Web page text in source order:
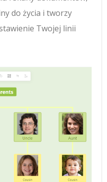
do życia i tworzy
Twojej linii